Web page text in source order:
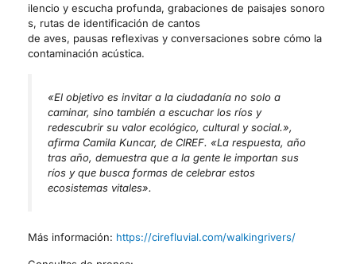
ilencio y escucha profunda, grabaciones de paisajes sonoro
s, rutas de identificación de cantos
de aves, pausas reflexivas y conversaciones sobre cómo la
contaminación acústica.
«El objetivo es invitar a la ciudadanía no solo a
caminar, sino también a escuchar los ríos y
redescubrir su valor ecológico, cultural y social.»,
afirma Camila Kuncar, de CIREF. «La respuesta, año
tras año, demuestra que a la gente le importan sus
ríos y que busca formas de celebrar estos
ecosistemas vitales».
Más información: https://cirefluvial.com/walkingrivers/